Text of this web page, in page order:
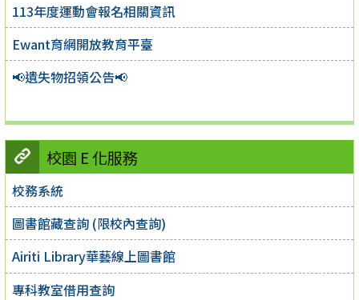
113年度運動會報名相關資訊
Ewant育網開放教育平臺
📢遺失物招領公告📢
校園 E 化服務
校務系統
圖書館藏查詢 (限校內查詢)
Airiti Library華藝線上圖書館
專科教室借用查詢